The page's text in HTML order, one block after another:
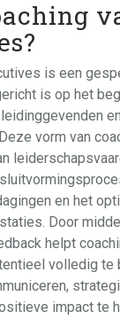
is een
is op het
vorm van
en het
Door
helpt
volledig te
impact te